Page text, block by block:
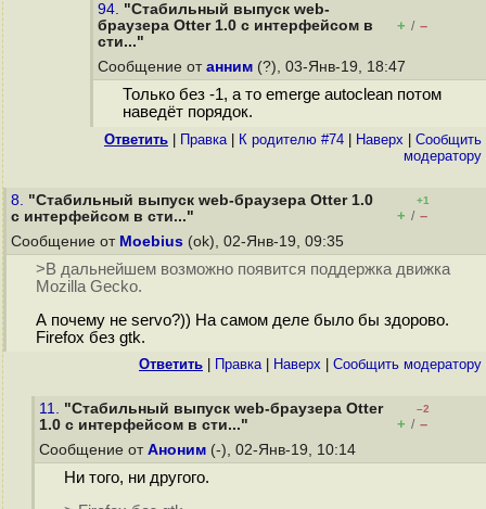
94. "Стабильный выпуск web-
браузера Otter 1.0 с интерфейсом в
сти..."
+ / –
Сообщение от анним (?), 03-Янв-19, 18:47
Только без -1, а то emerge autoclean потом
наведёт порядок.
Ответить Правка| К родителю #74 Наверх
Cообщить
модератору
8. "Стабильный выпуск web-браузера Otter 1.0
с интерфейсом в сти..."
+1
+ / –
Сообщение от Moebius (ok), 02-Янв-19, 09:35
>В дальнейшем возможно появится поддержка движка
Mozilla Gecko.
А почему не servo?)) На самом деле было бы здорово.
Firefox без gtk.
Ответить Правка| Наверх Cообщить модератору
11. "Стабильный выпуск web-браузера Otter
1.0 с интерфейсом в сти..."
–2
+ / –
Сообщение от Аноним (-), 02-Янв-19, 10:14
Ни того, ни другого.